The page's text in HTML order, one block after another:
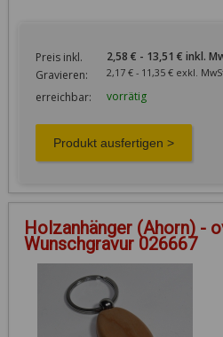
Preis inkl.
Gravieren:
2,58 € - 13,51 € inkl.
2,17 € - 11,35 € exkl.
erreichbar: vorrätig
Holzanhänger (Ahorn) -
Wunschgravur 026667